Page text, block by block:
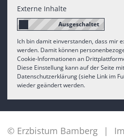
Externe Inhalte
Ich bin damit einverstanden, dass mir
werden. Damit können
Cookie-Informationen an
Diese Einstellung kann auf der Seite
Datenschutzerklärung (siehe Link im
wieder geändert werden.
© Erzbistum Bamberg